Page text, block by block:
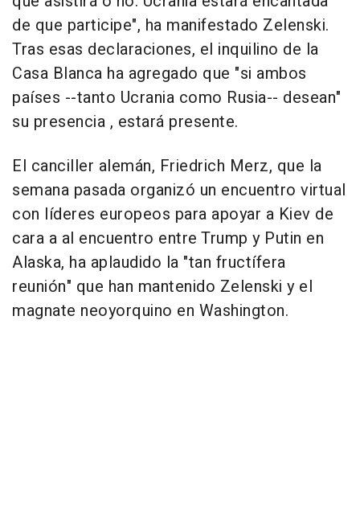
de que participe", ha manifestado Zelenski.
Tras esas declaraciones, el inquilino de la
Casa Blanca ha agregado que "si ambos
países --tanto Ucrania como Rusia-- desean"
su presencia , estará presente.
El canciller alemán, Friedrich Merz, que la
semana pasada organizó un encuentro virtual
con líderes europeos para apoyar a Kiev de
cara a al encuentro entre Trump y Putin en
Alaska, ha aplaudido la "tan fructífera
reunión" que han mantenido Zelenski y el
magnate neoyorquino en Washington.